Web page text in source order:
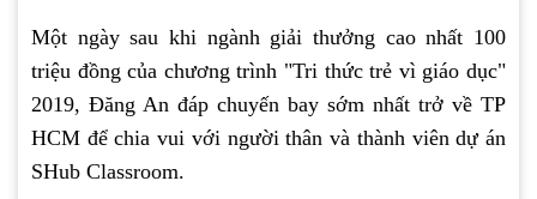
Một ngày sau khi ngành giải thưởng cao nhất 100
triệu đồng của chương trình "Tri thức trẻ vì giáo dục"
2019, Đăng An đáp chuyến bay sớm nhất trở về TP
HCM để chia vui với người thân và thành viên dự án
SHub Classroom.